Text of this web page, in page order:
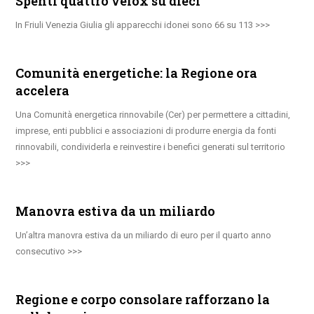
In Friuli Venezia Giulia gli apparecchi idonei sono 66 su 113
Comunità energetiche: la Regione ora
accelera
Una Comunità energetica rinnovabile (Cer) per permettere a cittadini,
imprese, enti pubblici e associazioni di produrre energia da fonti
rinnovabili, condividerla e reinvestire i benefici generati sul territorio
Manovra estiva da un miliardo
Un’altra manovra estiva da un miliardo di euro per il quarto anno
consecutivo
Regione e corpo consolare rafforzano la